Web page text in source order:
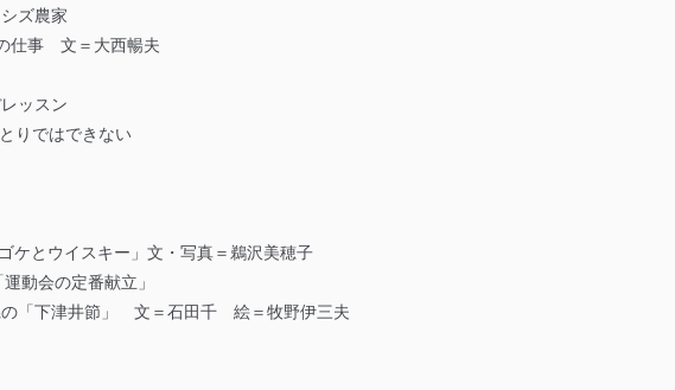
シズ農家
仕事 文＝大西暢夫
レッスン
りではできない
とウイスキー」文・写真＝鵜沢美穂子
動会の定番献立」
「下津井節」 文＝石田千 絵＝牧野伊三夫